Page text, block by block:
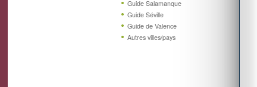
Guide Salamanque
Guide Séville
Guide de Valence
Autres villes/pays